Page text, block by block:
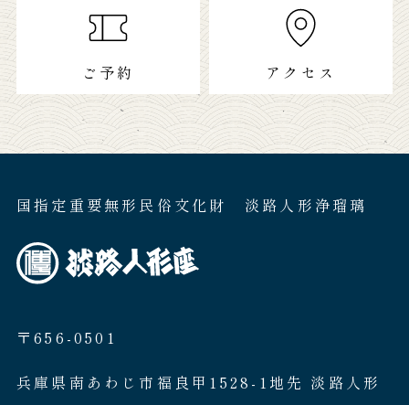
ご予約 アクセス
国指定重要無形民俗文化財 淡路人形浄瑠璃
〒656-0501
兵庫県南あわじ市福良甲1528-1地先 淡路人形